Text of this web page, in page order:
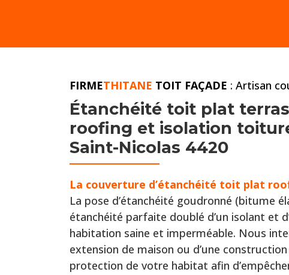
FIRMETHITANE TOIT FAÇADE : Artisan
Étanchéité toit plat
roofing et isolation
Saint-Nicolas 4420
La couverture d’étanchéité toit plat
La pose d’étanchéité goudronné (bitume
étanchéité parfaite doublé d’un isolant et
habitation saine et imperméable. Nous
extension de maison ou d’une
protection de votre habitat afin